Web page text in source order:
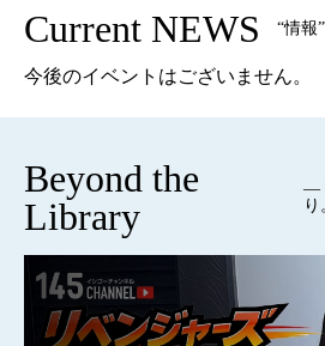
Current NEWS “情報
今後のイベントはございません。
Beyond the
Library
—
り